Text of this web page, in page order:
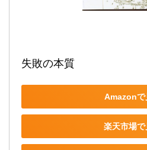
失敗の本質
Amazonで
楽天市場で